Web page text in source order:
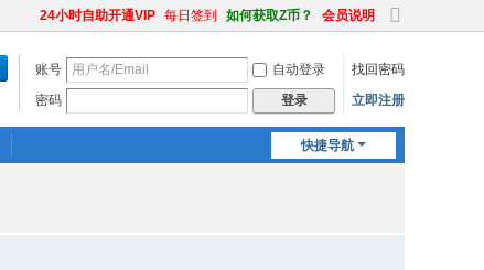
24小时自助开通VIP 每日签到 如何获取Z币？ 会员说明
切
到
宽
账号 自动登录
找回密码
密码
登录 立即注册
快捷导航